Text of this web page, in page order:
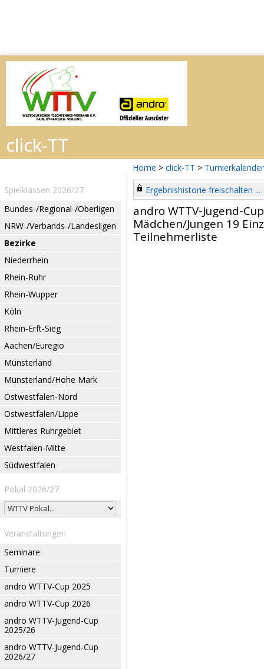
Home > click-TT > Turnierkalender
Spielklassen 2026/27
Bundes-/Regional-/Oberligen
NRW-/Verbands-/Landesligen
Bezirke
Niederrhein
Rhein-Ruhr
Rhein-Wupper
Köln
Rhein-Erft-Sieg
Aachen/Euregio
Münsterland
Münsterland/Hohe Mark
Ostwestfalen-Nord
Ostwestfalen/Lippe
Mittleres Ruhrgebiet
Westfalen-Mitte
Südwestfalen
Pokal 2026/27
Veranstaltungen
Seminare
Turniere
andro WTTV-Cup 2025
andro WTTV-Cup 2026
andro WTTV-Jugend-Cup
2025/26
andro WTTV-Jugend-Cup
2026/27
Ergebnishistorie freischalten ...
andro WTTV-Jugend-
Mädchen/Jungen 19
Teilnehmerliste